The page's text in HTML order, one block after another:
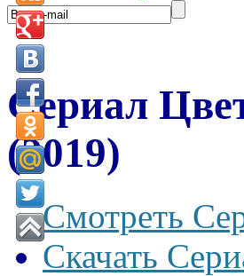
Сериал
(2019)
Смотреть
Скачать